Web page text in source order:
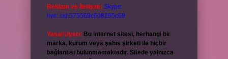
Reklam ve İletişim: Skype:
live:.cid.575569c608265c69
Yasal Uyarı: Bu internet sitesi, herhangi bir
marka, kurum veya şahıs şirketi ile hiçbir
bağlantısı bulunmamaktadır. Sitede yalnızca